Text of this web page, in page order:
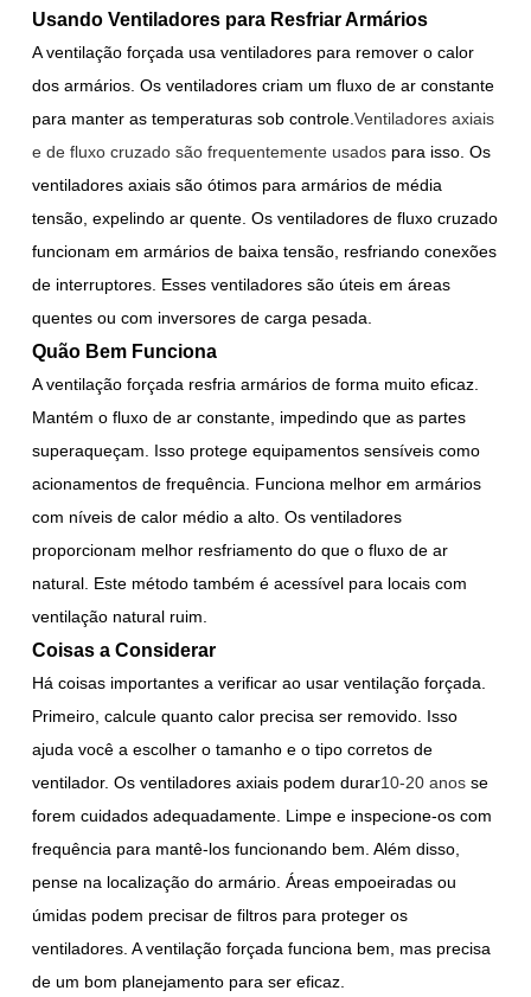
Usando Ventiladores para Resfriar Armários
A ventilação forçada usa ventiladores para remover o calor
dos armários. Os ventiladores criam um fluxo de ar constante
para manter as temperaturas sob controle.Ventiladores axiais
e de fluxo cruzado são frequentemente usados para isso. Os
ventiladores axiais são ótimos para armários de média
tensão, expelindo ar quente. Os ventiladores de fluxo cruzado
funcionam em armários de baixa tensão, resfriando conexões
de interruptores. Esses ventiladores são úteis em áreas
quentes ou com inversores de carga pesada.
Quão Bem Funciona
A ventilação forçada resfria armários de forma muito eficaz.
Mantém o fluxo de ar constante, impedindo que as partes
superaqueçam. Isso protege equipamentos sensíveis como
acionamentos de frequência. Funciona melhor em armários
com níveis de calor médio a alto. Os ventiladores
proporcionam melhor resfriamento do que o fluxo de ar
natural. Este método também é acessível para locais com
ventilação natural ruim.
Coisas a Considerar
Há coisas importantes a verificar ao usar ventilação forçada.
Primeiro, calcule quanto calor precisa ser removido. Isso
ajuda você a escolher o tamanho e o tipo corretos de
ventilador. Os ventiladores axiais podem durar10-20 anos se
forem cuidados adequadamente. Limpe e inspecione-os com
frequência para mantê-los funcionando bem. Além disso,
pense na localização do armário. Áreas empoeiradas ou
úmidas podem precisar de filtros para proteger os
ventiladores. A ventilação forçada funciona bem, mas precisa
de um bom planejamento para ser eficaz.